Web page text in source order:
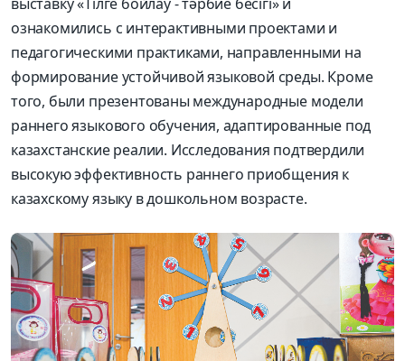
ознакомились с интерактивными проектами и
педагогическими практиками, направленными на
формирование устойчивой языковой среды. Кроме
того, были презентованы международные модели
раннего языкового обучения, адаптированные под
казахстанские реалии. Исследования подтвердили
высокую эффективность раннего приобщения к
казахскому языку в дошкольном возрасте.